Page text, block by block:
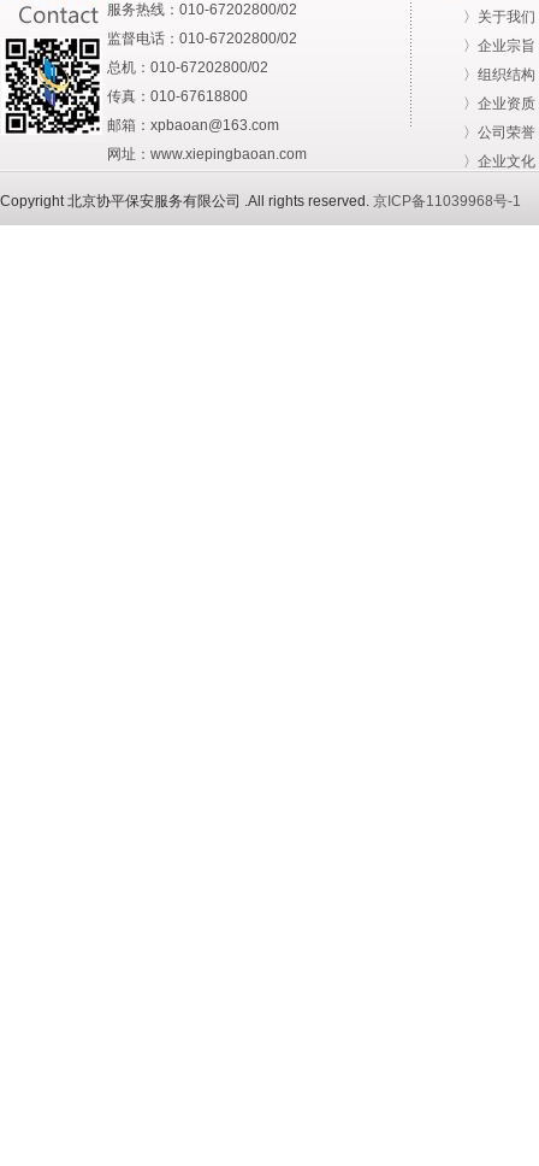
服务热线：010-67202800/02
监督电话：010-67202800/02
总机：010-67202800/02
传真：010-67618800
邮箱：xpbaoan@163.com
网址：www.xiepingbaoan.com
〉关于我们
〉企业宗旨
〉组织结构
〉企业资质
〉公司荣誉
〉企业文化
Copyright 北京协平保安服务有限公司 .All rights reserved. 京ICP备11039968号-1